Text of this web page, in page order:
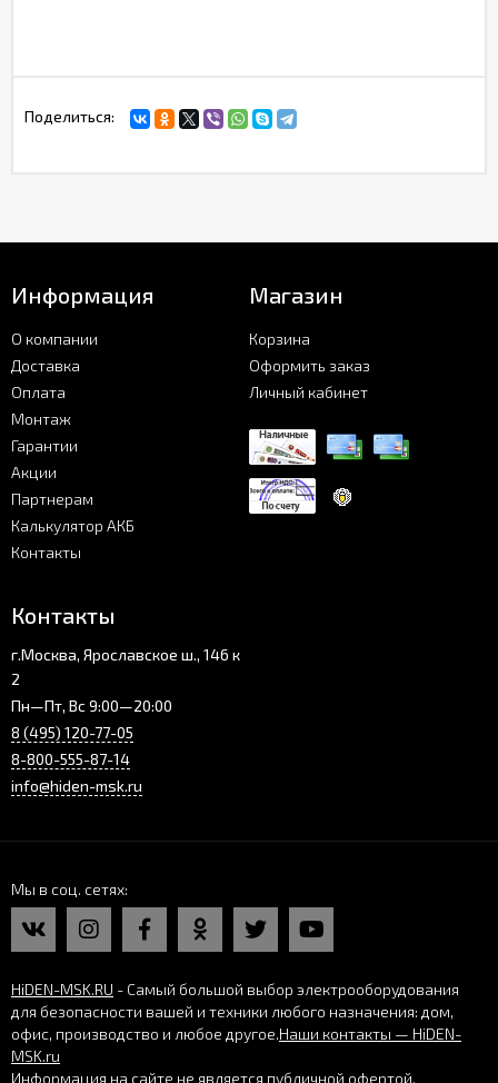
Поделиться:
Информация
О компании
Доставка
Оплата
Монтаж
Гарантии
Акции
Партнерам
Калькулятор АКБ
Контакты
Магазин
Корзина
Оформить заказ
Личный кабинет
Контакты
г.Москва, Ярославское ш., 146 к
2
Пн—Пт, Вс 9:00—20:00
8 (495) 120-77-05
8-800-555-87-14
info@hiden-msk.ru
Мы в соц. сетях
HiDEN-MSK.RU - Самый большой выбор электрооборудования
для безопасности вашей и техники любого назначения: дом,
офис, производство и любое другое.Наши контакты — HiDEN-
MSK.ru
Информация на сайте не является публичной офертой.